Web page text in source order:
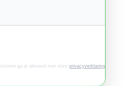
ga je akkoord met onze privacyverklaring.